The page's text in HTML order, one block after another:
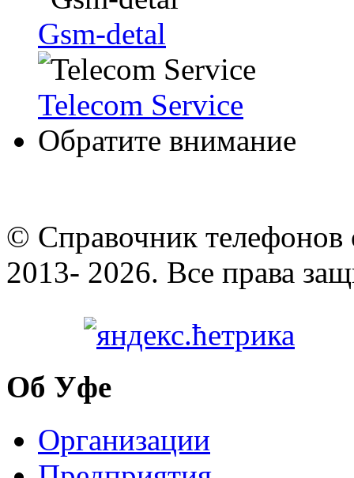
Gsm-detal
Telecom Service
Обратите внимание
© Cправочник телефонов
2013- 2026. Все права
Об Уфе
Организации